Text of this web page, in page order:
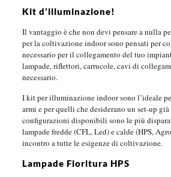
Kit d’illuminazione!
Il vantaggio è che non devi pensare a nulla
per la coltivazione indoor sono pensati per
necessario per il collegamento del tuo
lampade, riflettori, carrucole, cavi di
necessario.
I kit per illuminazione indoor sono l’ideale
armi e per quelli che desiderano un set-up
configurazioni disponibili sono le più
lampade fredde (CFL, Led) e calde (HPS,
incontro a tutte le esigenze di coltivazione.
Lampade Fioritura HPS